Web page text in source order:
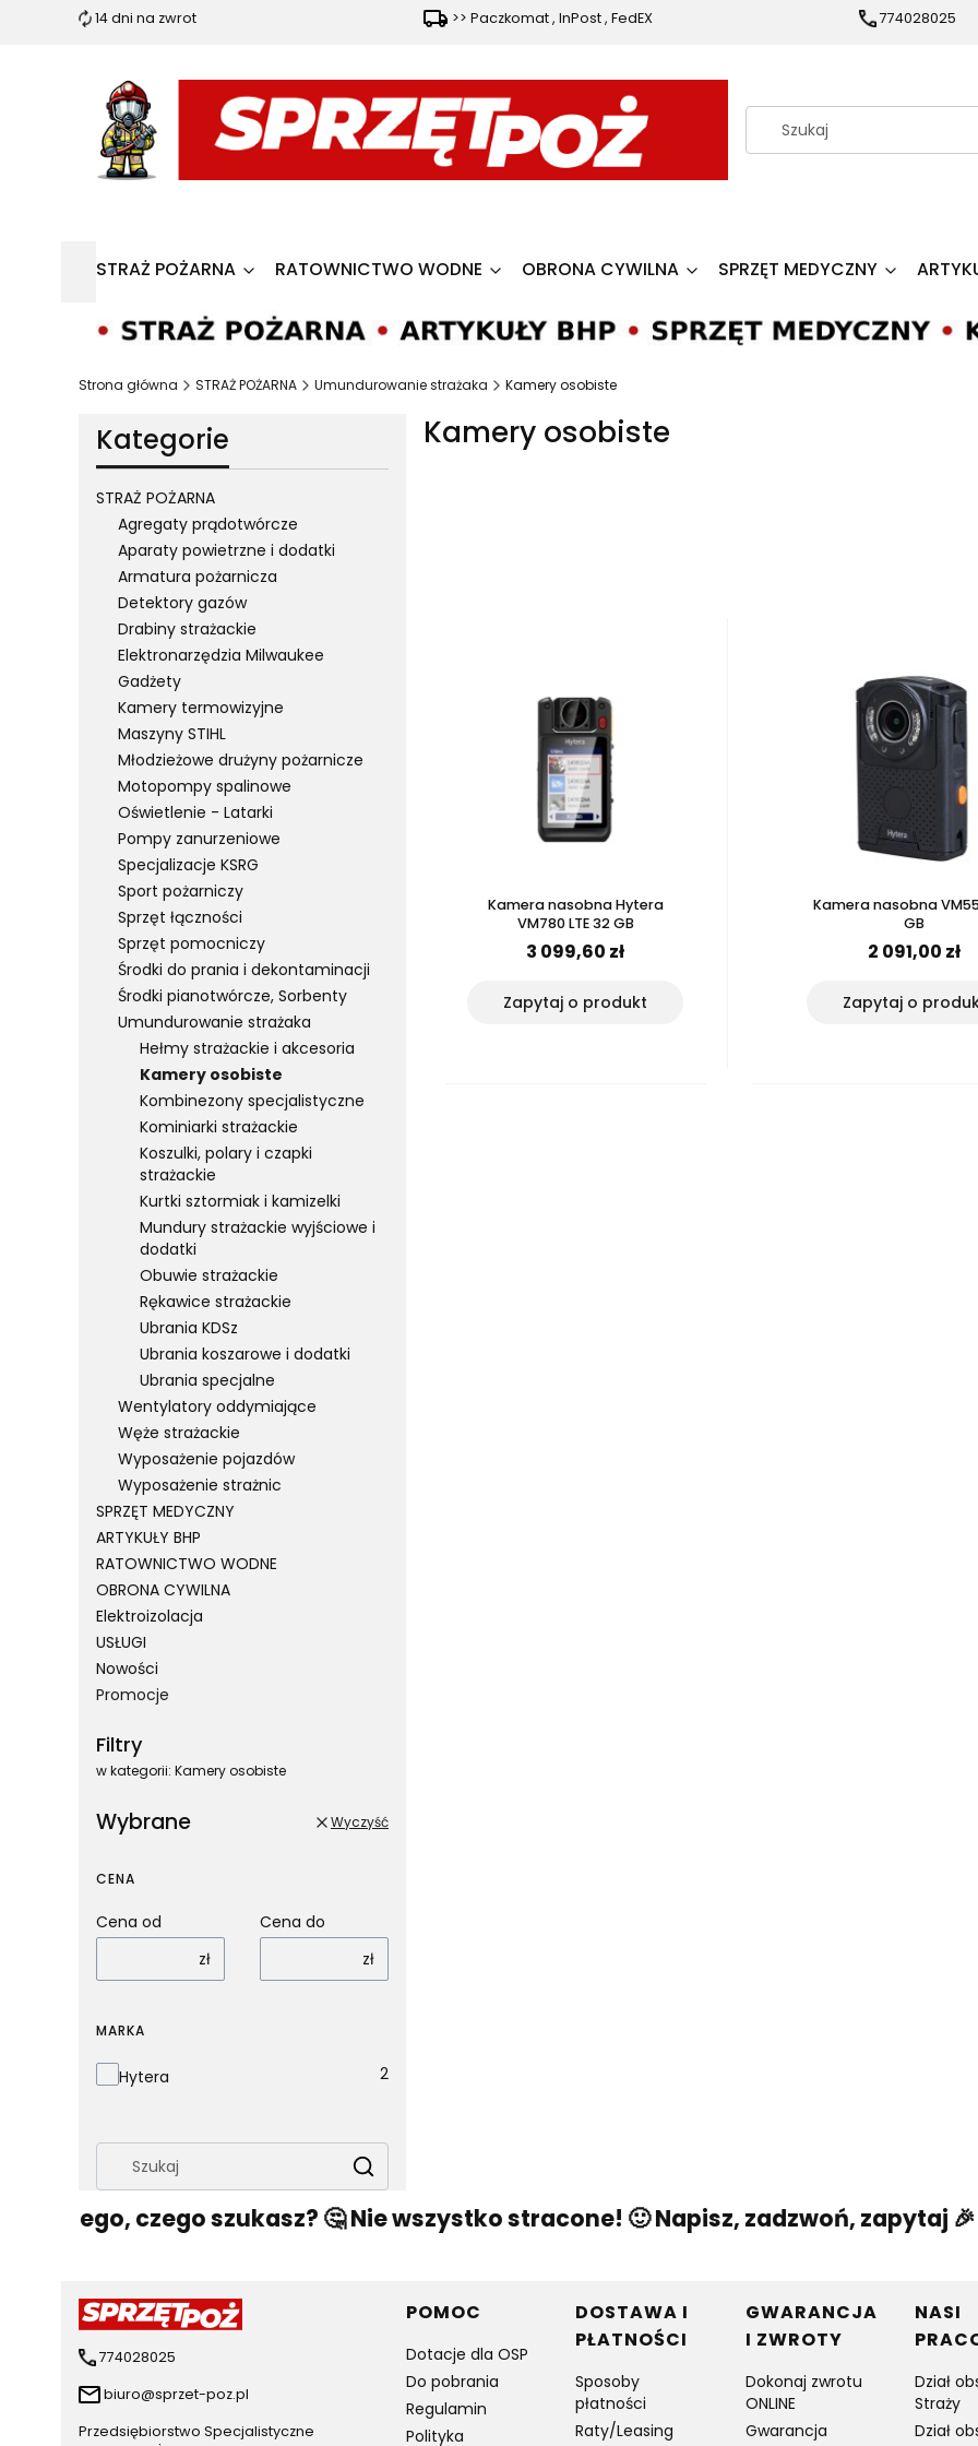
14 dni na zwrot >> Paczkomat , InPost , FedEX 774028025
STRAŻ POŻARNA RATOWNICTWO WODNE OBRONA CYWILNA SPRZĘT MEDYCZNY
Strona główna STRAŻ POŻARNA Umundurowanie strażaka Kamery osobiste
Kategorie
STRAŻ POŻARNA
Agregaty prądotwórcze
Aparaty powietrzne i dodatki
Armatura pożarnicza
Detektory gazów
Drabiny strażackie
Elektronarzędzia Milwaukee
Gadżety
Kamery termowizyjne
Maszyny STIHL
Młodzieżowe drużyny pożarnicze
Motopompy spalinowe
Oświetlenie - Latarki
Pompy zanurzeniowe
Specjalizacje KSRG
Sport pożarniczy
Sprzęt łączności
Sprzęt pomocniczy
Środki do prania i dekontaminacji
Środki pianotwórcze, Sorbenty
Umundurowanie strażaka
Hełmy strażackie i akcesoria
Kamery osobiste
Kombinezony specjalistyczne
Kominiarki strażackie
Koszulki, polary i czapki
strażackie
Kurtki sztormiak i kamizelki
Mundury strażackie wyjściowe i
dodatki
Obuwie strażackie
Rękawice strażackie
Ubrania KDSz
Ubrania koszarowe i dodatki
Ubrania specjalne
Wentylatory oddymiające
Węże strażackie
Wyposażenie pojazdów
Wyposażenie strażnic
SPRZĘT MEDYCZNY
ARTYKUŁY BHP
RATOWNICTWO WODNE
OBRONA CYWILNA
Elektroizolacja
USŁUGI
Nowości
Promocje
Filtry
w kategorii: Kamery osobiste
Wybrane Wyczyść
CENA
Cena od
zł
Cena do
zł
MARKA
Marka
Hytera 2
WyczyśćSzukaj
Kamery osobiste
Kamera nasobna Hytera
VM780 LTE 32 GB
3 099,60 zł
Zapytaj o produkt
Kamera nasobna
GB
2 091,00 zł
Zapytaj o
tego, czego szukasz? 🤔 Nie wszystko stracone! 🙂 Napisz, zadzwoń, zapytaj 🎉
774028025
biuro@sprzet-poz.pl
Przedsiębiorstwo Specjalistyczne
Linki w stopce
POMOC
Dotacje dla OSP
Do pobrania
Regulamin
Polityka
DOSTAWA I
PŁATNOŚCI
Sposoby
płatności
Raty/Leasing
GWARANCJA
I ZWROTY
Dokonaj zwrotu
ONLINE
Gwarancja
NASI
Dział
Straży
Dział